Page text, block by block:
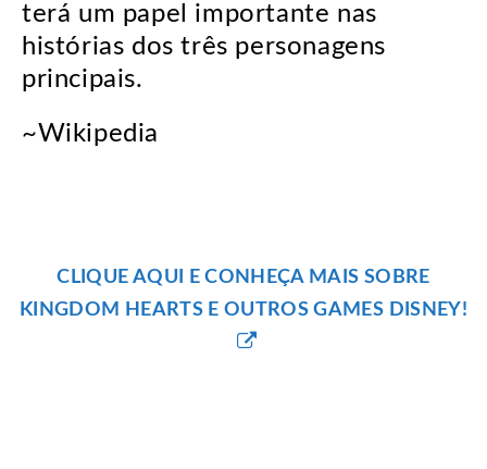
terá um papel importante nas
histórias dos três personagens
principais.
~Wikipedia
CLIQUE AQUI E CONHEÇA MAIS SOBRE
KINGDOM HEARTS E OUTROS GAMES DISNEY!